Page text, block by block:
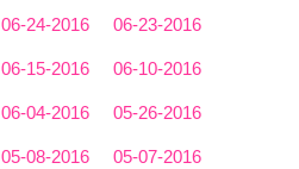
06-24-2016 06-23-2016
06-15-2016 06-10-2016
06-04-2016 05-26-2016
05-08-2016 05-07-2016